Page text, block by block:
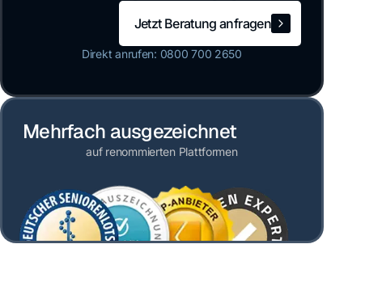
Jetzt Beratung anfragen
Direkt anrufen: 0800 700 2650
Mehrfach ausgezeichnet
auf renommierten Plattformen